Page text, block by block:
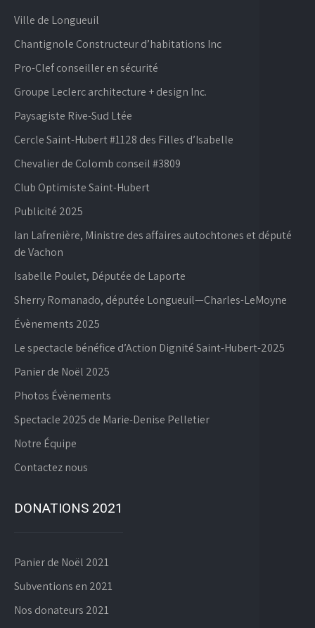
Ville de Longueuil
Chantignole Constructeur d’habitations Inc
Pro-Clef conseiller en sécurité
Groupe Leclerc architecture + design Inc.
Paysagiste Rive-Sud Ltée
Cercle Saint-Hubert #1128 des Filles d’Isabelle
Chevalier de Colomb conseil #3809
Club Optimiste Saint-Hubert
Publicité 2025
Ian Lafrenière, Ministre des affaires autochtones et député
de Vachon
Isabelle Poulet, Députée de Laporte
Sherry Romanado, députée Longueuil—Charles-LeMoyne
Évènements 2025
Le spectacle bénéfice d’Action Dignité Saint-Hubert-2025
Panier de Noël 2025
Photos Évènements
Spectacle 2025 de Marie-Denise Pelletier
Notre Équipe
Contactez nous
DONATIONS 2021
Panier de Noël 2021
Subventions en 2021
Nos donateurs 2021